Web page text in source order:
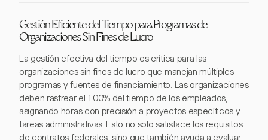
Gestión Eficiente del Tiempo para Programas de
Organizaciones Sin Fines de Lucro
La gestión efectiva del tiempo es crítica para las
organizaciones sin fines de lucro que manejan múltiples
programas y fuentes de financiamiento. Las organizaciones
deben rastrear el 100% del tiempo de los empleados,
asignando horas con precisión a proyectos específicos y
tareas administrativas. Esto no solo satisface los requisitos
de contratos federales, sino que también ayuda a evaluar